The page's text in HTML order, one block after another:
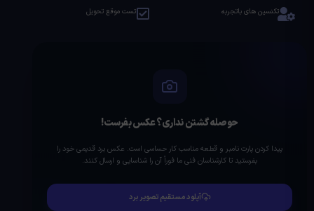
تکنسین های باتجربه تست موقع تحویل
حوصله گشتن نداری؟ عکس بفرست!
پیدا کردن پارت نامبر و قطعه مناسب کار حساسی است. عکس برد قدیمی خود را
بفرستید تا کارشناسان فنی ما فوراً آن را شناسایی و ارسال کنند.
آپلود مستقیم تصویر برد